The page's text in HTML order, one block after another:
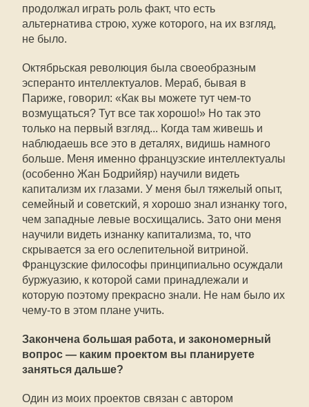
продолжал играть роль факт, что есть
альтернатива строю, хуже которого, на их взгляд,
не было.
Октябрьская революция была своеобразным
эсперанто интеллектуалов. Мераб, бывая в
Париже, говорил: «Как вы можете тут чем-то
возмущаться? Тут все так хорошо!» Но так это
только на первый взгляд... Когда там живешь и
наблюдаешь все это в деталях, видишь намного
больше. Меня именно французские интеллектуалы
(особенно Жан Бодрийяр) научили видеть
капитализм их глазами. У меня был тяжелый опыт,
семейный и советский, я хорошо знал изнанку того,
чем западные левые восхищались. Зато они меня
научили видеть изнанку капитализма, то, что
скрывается за его ослепительной витриной.
Французские философы принципиально осуждали
буржуазию, к которой сами принадлежали и
которую поэтому прекрасно знали. Не нам было их
чему-то в этом плане учить.
Закончена большая работа, и закономерный
вопрос — каким проектом вы планируете
заняться дальше?
Один из моих проектов связан с автором